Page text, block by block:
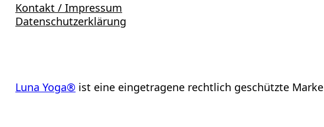
Kontakt / Impressum
Datenschutzerklärung
Luna Yoga® ist eine eingetragene rechtlich geschützte Marke